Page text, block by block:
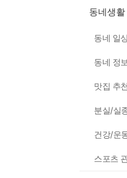
동네생활
동네 일
동네 정보
맛집 추천
분실/실
건강/운
스포츠